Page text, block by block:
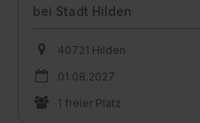
bei Stadt Hilden
40721 Hilden
01.08.2027
1 freier Platz